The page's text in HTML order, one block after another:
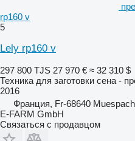
rp160 v
5
Lely rp160 v
297 800 TJS 27 970 € ≈ 32 310 $
Техника для заготовки сена -
2016
Франция, Fr-68640 Muespach
E-FARM GmbH
Связаться с продавцом